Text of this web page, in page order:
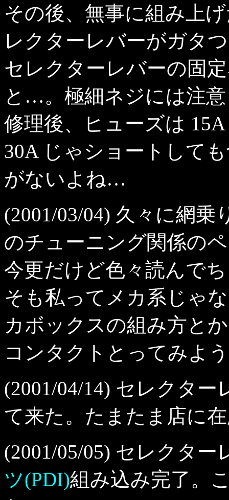
その後、無事に組み上
レクターレバーがガタ
セレクターレバーの固
と…。極細ネジには注
修理後、ヒューズは
30A じゃショートして
がないよね…
(2001/03/04) 久々に網
のチューニング関係の
今更だけど色々読んで
そも私ってメカ系じゃ
カボックスの組み方と
コンタクトとってみよ
(2001/04/14) セレクタ
て来た。たまたま店に
(2001/05/05) セレクター
ツ(PDI)組み込み完了。